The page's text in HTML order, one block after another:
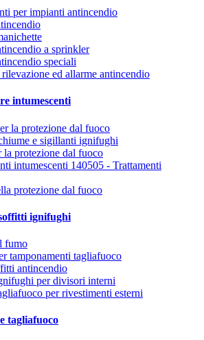
per impianti antincendio
a sprinkler
speciali
ed allarme antincendio
intumescenti
la protezione dal fuoco
e sigillanti ignifughi
la protezione dal fuoco
intumescenti 140505 - Trattamenti
protezione dal fuoco
ignifughi
fumo
tamponamenti tagliafuoco
antincendio
per divisori interni
per rivestimenti esterni
tagliafuoco